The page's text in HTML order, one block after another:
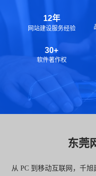
12年
网站建设服务经验
30+
软件著作权
东莞
从 PC 到移动互联网，千